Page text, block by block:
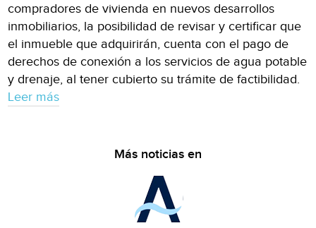
compradores de vivienda en nuevos desarrollos
inmobiliarios, la posibilidad de revisar y certificar que
el inmueble que adquirirán, cuenta con el pago de
derechos de conexión a los servicios de agua potable
y drenaje, al tener cubierto su trámite de factibilidad.
Leer más
Más noticias en